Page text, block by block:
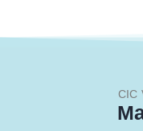
CIC